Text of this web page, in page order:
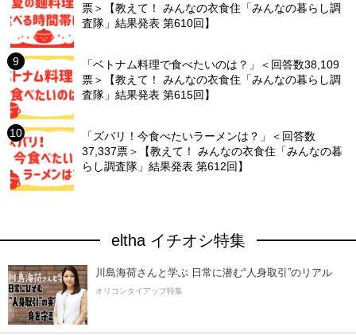
票＞【教えて！ みんなの衣食住「みんなの暮らし調
査隊」結果発表 第610回】
「ベトナム料理で食べたいのは？」＜回答数38,109
票＞【教えて！ みんなの衣食住「みんなの暮らし調
査隊」結果発表 第615回】
「ズバリ！今食べたいラーメンは？」＜回答数
37,337票＞【教えて！ みんなの衣食住「みんなの暮
らし調査隊」結果発表 第612回】
eltha イチオシ特集
川島海荷さんと学ぶ 日常に潜む“人身取引”のリアル
オリコンタイアップ特集